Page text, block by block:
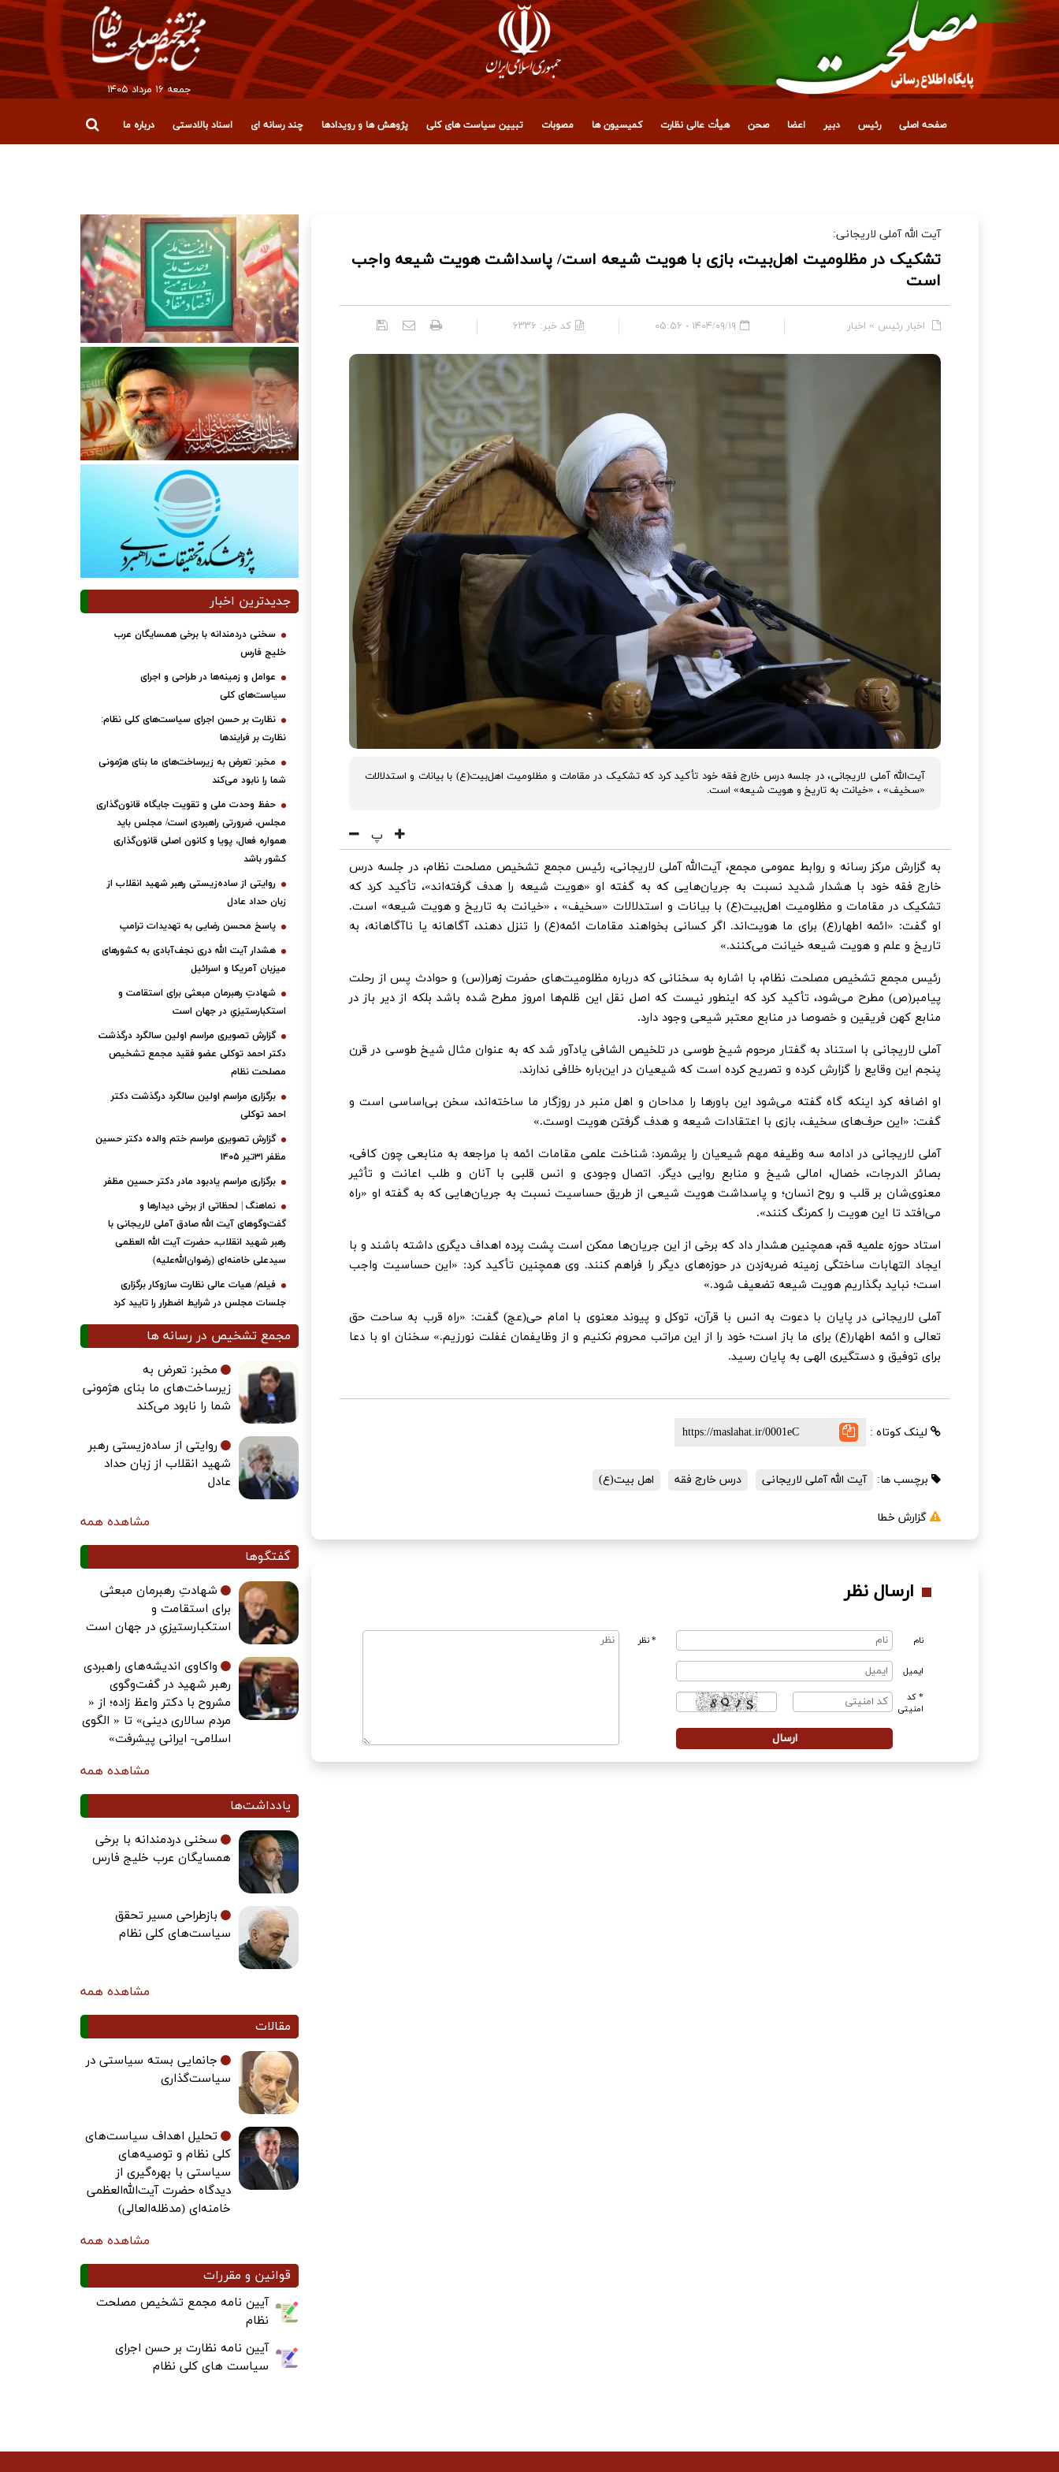
جمعه ۱۶ مرداد ۱۴۰۵
صفحه اصلی رئیس دبیر اعضا صحن هیأت عالی نظارت کمیسیون ها مصوبات تبیین سیاست های کلی پژوهش ها و رویدادها چند رسانه ای اسناد بالادستی درباره ما
آیت الله آملی لاریجانی:
تشکیک در مظلومیت اهل‌بیت، بازی با هویت شیعه است/ پاسداشت هویت شیعه واجب
است
اخبار رئیس » اخبار ۱۴۰۴/۰۹/۱۹ - ۰۵:۵۶ کد خبر: ۶۳۳۶
آیت‌الله آملی لاریجانی، در جلسه درس خارج فقه خود تأکید کرد که تشکیک در مقامات و مظلومیت اهل‌بیت(ع) با بیانات و استدلالات
«سخیف» ، «خیانت به تاریخ و هویت شیعه» است.
پ
به گزارش مرکز رسانه و روابط عمومی مجمع، آیت‌الله آملی لاریجانی، رئیس مجمع تشخیص مصلحت نظام، در جلسه درس
خارج فقه خود با هشدار شدید نسبت به جریان‌هایی که به گفته او «هویت شیعه را هدف گرفته‌اند»، تأکید کرد که
تشکیک در مقامات و مظلومیت اهل‌بیت(ع) با بیانات و استدلالات «سخیف» ، «خیانت به تاریخ و هویت شیعه» است.
او گفت: «ائمه اطهار(ع) برای ما هویت‌اند. اگر کسانی بخواهند مقامات ائمه(ع) را تنزل دهند، آگاهانه یا ناآگاهانه، به
تاریخ و علم و هویت شیعه خیانت می‌کنند.»
رئیس مجمع تشخیص مصلحت نظام، با اشاره به سخنانی که درباره مظلومیت‌های حضرت زهرا(س) و حوادث پس از رحلت
پیامبر(ص) مطرح می‌شود، تأکید کرد که اینطور نیست که اصل نقل این ظلم‌ها امروز مطرح شده باشد بلکه از دیر باز در
منابع کهن فریقین و خصوصا در منابع معتبر شیعی وجود دارد.
آملی لاریجانی با استناد به گفتار مرحوم شیخ طوسی در تلخیص الشافی یادآور شد که به عنوان مثال شیخ طوسی در قرن
پنجم این وقایع را گزارش کرده و تصریح کرده است که شیعیان در این‌باره خلافی ندارند.
او اضافه کرد اینکه گاه گفته می‌شود این باورها را مداحان و اهل منبر در روزگار ما ساخته‌اند، سخن بی‌اساسی است و
گفت: «این حرف‌های سخیف، بازی با اعتقادات شیعه و هدف گرفتن هویت اوست.»
آملی لاریجانی در ادامه سه وظیفه مهم شیعیان را برشمرد: شناخت علمی مقامات ائمه با مراجعه به منابعی چون کافی،
بصائر الدرجات، خصال، امالی شیخ و منابع روایی دیگر. اتصال وجودی و انس قلبی با آنان و طلب اعانت و تأثیر
معنوی‌شان بر قلب و روح انسان؛ و پاسداشت هویت شیعی از طریق حساسیت نسبت به جریان‌هایی که به گفته او «راه
می‌افتد تا این هویت را کمرنگ کنند».
استاد حوزه علمیه قم، همچنین هشدار داد که برخی از این جریان‌ها ممکن است پشت پرده اهداف دیگری داشته باشند و با
ایجاد التهابات ساختگی زمینه ضربه‌زدن در حوزه‌های دیگر را فراهم کنند. وی همچنین تأکید کرد: «این حساسیت واجب
است؛ نباید بگذاریم هویت شیعه تضعیف شود.»
آملی لاریجانی در پایان با دعوت به انس با قرآن، توکل و پیوند معنوی با امام حی(عج) گفت: «راه قرب به ساحت حق
تعالی و ائمه اطهار(ع) برای ما باز است؛ خود را از این مراتب محروم نکنیم و از وظایفمان غفلت نورزیم.» سخنان او با دعا
برای توفیق و دستگیری الهی به پایان رسید.
لینک کوتاه :
برچسب ها: آیت الله آملی لاریجانی درس خارج فقه اهل بیت(ع)
گزارش خطا
ارسال نظر
نام
ایمیل
* کد
امنیتی
* نظر
جدیدترین اخبار
سخنی دردمندانه با برخی همسایگان عرب
خلیج فارس
عوامل و زمینه‌ها در طراحی و اجرای
سیاست‌های کلی
نظارت بر حسن اجرای سیاست‌های کلی نظام:
نظارت بر فرایندها
مخبر: تعرض به زیرساخت‌های ما بنای هژمونی
شما را نابود می‌کند
حفظ وحدت ملی و تقویت جایگاه قانون‌گذاری
مجلس، ضرورتی راهبردی است/ مجلس باید
همواره فعال، پویا و کانون اصلی قانون‌گذاری
کشور باشد
روایتی از ساده‌زیستی رهبر شهید انقلاب از
زبان حداد عادل
پاسخ محسن رضایی به تهدیدات ترامپ
هشدار آیت الله دری نجف‌آبادی به کشورهای
میزبان آمریکا و اسرائیل
شهادتِ رهبرمان مبعثی برای استقامت و
استکبارستیزیِ در جهان است
گزارش تصویری مراسم اولین سالگرد درگذشت
دکتر احمد توکلی عضو فقید مجمع تشخیص
مصلحت نظام
برگزاری مراسم اولین سالگرد درگذشت دکتر
احمد توکلی
گزارش تصویری مراسم ختم والده دکتر حسین
مظفر ۳۱تیر ۱۴۰۵
برگزاری مراسم یادبود مادر دکتر حسین مظفر
نماهنگ | لحظاتی از برخی دیدارها و
گفت‌وگوهای آیت ‌الله صادق آملی لاریجانی با
رهبر شهید انقلاب، حضرت آیت‌ الله العظمی
سیدعلی خامنه‌ای (رضوان‌الله‌علیه)
فیلم/ هیات عالی نظارت سازوکار برگزاری
جلسات مجلس در شرایط اضطرار را تایید کرد
مجمع تشخیص در رسانه ها
مخبر: تعرض به
زیرساخت‌های ما بنای هژمونی
شما را نابود می‌کند
روایتی از ساده‌زیستی رهبر
شهید انقلاب از زبان حداد
عادل
مشاهده همه
گفتگوها
شهادتِ رهبرمان مبعثی
برای استقامت و
استکبارستیزیِ در جهان است
واکاوی اندیشه‌های راهبردی
رهبر شهید در گفت‌وگوی
مشروح با دکتر واعظ زاده؛ از «
مردم سالاری دینی» تا « الگوی
اسلامی- ایرانی پیشرفت»
مشاهده همه
یادداشت‌ها
سخنی دردمندانه با برخی
همسایگان عرب خلیج فارس
بازطراحی مسیر تحقق
سیاست‌های کلی نظام
مشاهده همه
مقالات
جانمایی بسته سیاستی در
سیاست‌گذاری
تحلیل اهداف سیاست‌های
کلی نظام و توصیه‌های
سیاستی با بهره‌گیری از
دیدگاه حضرت آیت‌الله‌العظمی
خامنه‌ای (مدظله‌العالی)
مشاهده همه
قوانین و مقررات
آیین نامه مجمع تشخیص مصلحت
نظام
آیین نامه نظارت بر حسن اجرای
سیاست های کلی نظام